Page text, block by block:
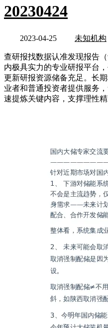
20230424
2023-04-25 未知机构
查研报找数据认准发现报告
内极具实力的专业研报平台
更新研报资源储备充足。长
业者和普通投资者提供服务
速提炼关键内容，支撑理性精